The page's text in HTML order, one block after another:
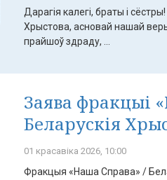
Дарагія калегі, браты і
Хрыстова, асновай нашай
прайшоў здраду, ...
Заява фракцыі
Беларускія
01 красавіка 2026, 10:00
Фракцыя «Наша Справа» /